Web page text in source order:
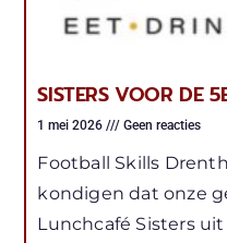
SISTERS VOOR DE
1 mei 2026 Geen reacties
Football Skills
kondigen dat onze
Lunchcafé Sisters